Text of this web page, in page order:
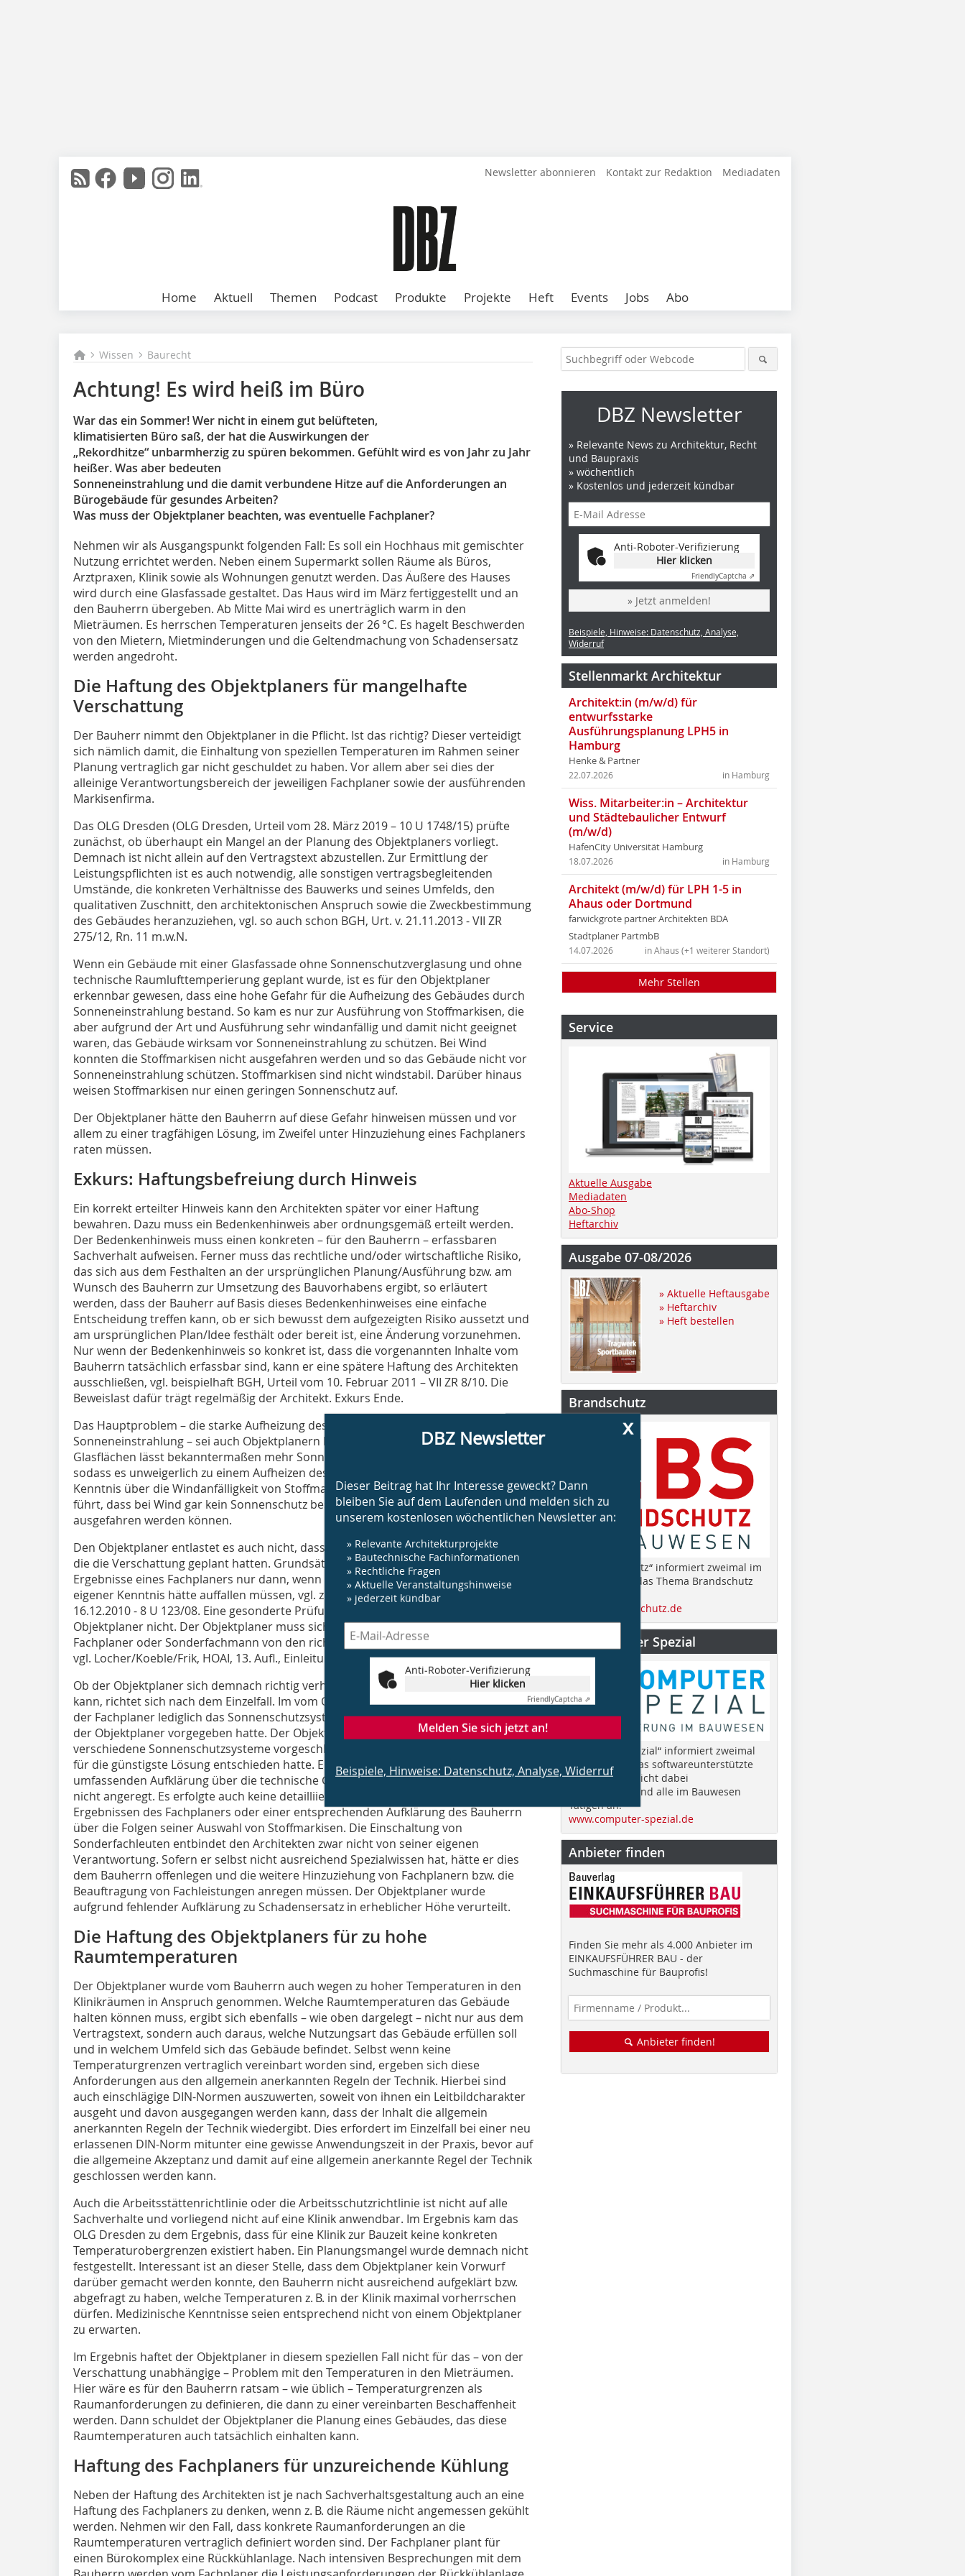
Newsletter abonnieren Kontakt zur Redaktion Mediadaten
Home Aktuell Themen Podcast Produkte Projekte Heft Events Jobs Abo
Wissen Baurecht
Achtung! Es wird heiß im Büro
War das ein Sommer! Wer nicht in einem gut belüfteten,
klimatisierten Büro saß, der hat die Auswirkungen der
„Rekordhitze“ unbarmherzig zu spüren bekommen. Gefühlt wird es von Jahr zu Jahr
heißer. Was aber bedeuten
Sonneneinstrahlung und die damit verbundene Hitze auf die Anforderungen an
Bürogebäude für gesundes Arbeiten?
Was muss der Objektplaner beachten, was eventuelle Fachplaner?
Nehmen wir als Ausgangspunkt folgenden Fall: Es soll ein Hochhaus mit gemischter
Nutzung errichtet werden. Neben einem Supermarkt sollen Räume als Büros,
Arztpraxen, Klinik sowie als Wohnungen genutzt werden. Das Äußere des Hauses
wird durch eine Glasfassade gestaltet. Das Haus wird im März fertiggestellt und an
den Bauherrn übergeben. Ab Mitte Mai wird es unerträglich warm in den
Mieträumen. Es herrschen ­Temperaturen jenseits der 26 °C. Es hagelt Beschwerden
von den Mietern, Mietminderungen und die Geltendmachung von Schadensersatz
werden angedroht.
Die Haftung des Objektplaners für mangelhafte
Verschattung
Der Bauherr nimmt den Objektplaner in die Pflicht. Ist das richtig? Dieser verteidigt
sich nämlich damit, die Einhaltung von speziellen Temperaturen im Rahmen seiner
Planung vertraglich gar nicht geschuldet zu haben. Vor allem aber sei dies der
alleinige Verantwortungsbereich der jeweiligen Fachplaner sowie der ausführenden
Markisenfirma.
Das OLG Dresden (OLG Dresden, Urteil vom 28. März 2019 – 10 U 1748/15) prüfte
zunächst, ob überhaupt ein Mangel an der Planung des Objektplaners vorliegt.
Demnach ist nicht allein auf den Vertrags­text abzustellen. Zur Ermittlung der
Leistungspflichten ist es auch notwendig, alle sonstigen vertragsbegleitenden
Umstände, die konkreten Verhältnisse des Bauwerks und seines Umfelds, den
qualitativen Zuschnitt, den architektonischen Anspruch sowie die Zweckbestimmung
des Gebäudes heranzuziehen, vgl. so auch schon BGH, Urt. v. 21.11.2013 - VII ZR
275/12, Rn. 11 m.w.N.
Wenn ein Gebäude mit einer Glasfassade ohne Sonnenschutzverglasung und ohne
technische Raumlufttemperierung geplant wurde, ist es für den Objektplaner
erkennbar gewesen, dass eine hohe Gefahr für die Aufheizung des Gebäudes durch
Sonneneinstrahlung bestand. So kam es nur zur Ausführung von Stoffmarkisen, die
aber aufgrund der Art und Ausführung sehr windanfällig und damit nicht geeignet
waren, das Gebäude wirksam vor Sonneneinstrahlung zu schützen. Bei Wind
konnten die Stoffmarkisen nicht ausgefahren werden und so das Gebäude nicht vor
Sonneneinstrahlung schützen. Stoffmarkisen sind nicht windstabil. Darüber hinaus
weisen Stoffmarkisen nur einen geringen Sonnenschutz auf.
Der Objektplaner hätte den Bauherrn auf diese Gefahr hinweisen müssen und vor
allem zu einer tragfähigen Lösung, im Zweifel unter Hinzuziehung eines Fachplaners
raten müssen.
Exkurs: Haftungsbefreiung durch Hinweis
Ein korrekt erteilter Hinweis kann den Architekten später vor einer Haftung
bewahren. Dazu muss ein Bedenkenhinweis aber ordnungsgemäß erteilt werden.
Der Bedenkenhinweis muss einen konkreten – für den Bauherrn – erfassbaren
Sachverhalt aufweisen. Ferner muss das rechtliche und/oder wirtschaftliche Risiko,
das sich aus dem Festhalten an der ursprünglichen Planung/Ausführung bzw. am
Wunsch des Bauherrn zur Umsetzung des Bauvorhabens ergibt, so erläutert
werden, dass der Bauherr auf Basis dieses Bedenkenhinweises eine einfache
Entscheidung treffen kann, ob er sich bewusst dem aufgezeigten Risiko aussetzt und
am ursprünglichen Plan/Idee festhält oder bereit ist, eine Änderung vorzunehmen.
Nur wenn der Bedenkenhinweis so konkret ist, dass die vorgenannten Inhalte vom
Bauherrn tatsächlich erfassbar sind, kann er eine spätere Haftung des Architekten
ausschließen, vgl. beispielhaft BGH, Urteil vom 10. Februar 2011 – VII ZR 8/10. Die
Beweislast dafür trägt regelmäßig der Architekt. Exkurs Ende.
Das Hauptproblem – die starke Aufheizung des Gebäudes durch
Sonneneinstrahlung – sei auch Objektplanern bekannt. Ein Gebäude mit hohen
Glasflächen lässt bekanntermaßen mehr Sonnenenergie hinein als wieder hinaus,
sodass es unweigerlich zu einem Aufheizen des Gebäudes kommt. Ferner muss eine
Kenntnis über die Wind­anfälligkeit von Stoffmarkisen unterstellt werden, die dazu
führt, dass bei Wind gar kein Sonnenschutz besteht, da die Stoffmarkisen nicht
ausgefahren werden können.
Den Objektplaner entlastet es auch nicht, dass Fachplaner eingesetzt worden sind,
die die Verschattung geplant hatten. Grundsätzlich haftet der Objektplaner für die
Ergebnisse eines Fachplaners nur dann, wenn der Fehler dem Objektplaner aus
eigener Kenntnis hätte auffallen müssen, vgl. z. B. OLG Braunschweig, Urteil vom
16.12.2010 - 8 U 123/08. Eine gesonderte Prüfungspflicht besteht für den
Objektplaner nicht. Der Objektplaner muss sich aber davon vergewissern, dass der
Fachplaner oder Sonderfachmann von den richtigen Grundlagen ausgegangen ist,
vgl. Locher/Koeble/Frik, HOAI, 13. Aufl., Einleitung Rn. 219.
Ob der Objektplaner sich demnach richtig verhalten hat und eine Haftung entfallen
kann, richtet sich nach dem Einzelfall. Im vom OLG Dresden entschiedenen Fall hatte
der Fachplaner lediglich das Sonnenschutzsystem berücksichtigt und berechnet, das
der Objektplaner vorgegeben hatte. Der Objektplaner hatte den Bauherrn
verschiedene Sonnenschutzsysteme vorgeschlagen, wobei der Bauherr sich dann
für die günstigste Lösung entschieden hatte. Eine Gebäudesimulation zur
umfassenden Aufklärung über die technische Gebäudethermik hat der Objektplaner
nicht angeregt. Es erfolgte auch keine detailliierte Auseinandersetzung mit den
Ergebnissen des Fachplaners oder einer entsprechenden Aufklärung des Bauherrn
über die Folgen seiner Auswahl von Stoffmarkisen. Die Einschaltung von
Sonderfachleuten entbindet den Architekten zwar nicht von seiner eigenen
Verantwortung. Sofern er selbst nicht ausreichend Spezialwissen hat, hätte er dies
dem Bauherrn offenlegen und die weitere Hinzuziehung von Fachplanern bzw. die
Beauftragung von Fachleis­tungen anregen müssen. Der Objektplaner wurde
aufgrund fehlender Aufklärung zu Schadensersatz in erheblicher Höhe verurteilt.
Die Haftung des Objektplaners für zu hohe
Raumtemperaturen
Der Objektplaner wurde vom Bauherrn auch wegen zu hoher Temperaturen in den
Klinikräumen in Anspruch genommen. Welche Raumtemperaturen das Gebäude
halten können muss, ergibt sich ebenfalls – wie oben dargelegt – nicht nur aus dem
Vertragstext, sondern auch daraus, welche Nutzungsart das Gebäude erfüllen soll
und in welchem Umfeld sich das Gebäude befindet. Selbst wenn keine
Temperaturgrenzen vertraglich vereinbart worden sind, ergeben sich diese
Anforderungen aus den allgemein anerkannten Regeln der Technik. Hierbei sind
auch einschlägige DIN-Normen auszuwerten, soweit von ihnen ein Leitbildcharakter
ausgeht und davon ausgegangen werden kann, dass der Inhalt die allgemein
anerkannten Regeln der Technik wiedergibt. Dies erfordert im Einzelfall bei einer neu
erlassenen DIN-Norm mitunter eine gewisse Anwendungszeit in der Praxis, bevor auf
die allgemeine Akzeptanz und damit auf eine allgemein anerkannte Regel der Technik
geschlossen werden kann.
Auch die Arbeitsstättenrichtlinie oder die Arbeitsschutzrichtlinie ist nicht auf alle
Sachverhalte und vorliegend nicht auf eine Klinik anwendbar. Im Ergebnis kam das
OLG Dresden zu dem Ergebnis, dass für eine Klinik zur Bauzeit keine konkreten
Temperaturobergrenzen existiert haben. Ein Planungsmangel wurde demnach nicht
festgestellt. Interessant ist an dieser Stelle, dass dem Objektplaner kein Vorwurf
darüber gemacht werden konnte, den Bauherrn nicht ausreichend aufgeklärt bzw.
abgefragt zu haben, welche Temperaturen z. B. in der Klinik maximal vorherrschen
dürfen. Medizinische Kenntnisse seien entsprechend nicht von einem Objektplaner
zu erwarten.
Im Ergebnis haftet der Objektplaner in diesem speziellen Fall nicht für das – von der
Verschattung unabhängige – Problem mit den Temperaturen in den Mieträumen.
Hier wäre es für den Bauherrn ratsam – wie üblich – Temperaturgrenzen als
Raumanforderungen zu definieren, die dann zu einer vereinbarten Beschaffenheit
werden. Dann schuldet der Objektplaner die Planung eines Gebäudes, das diese
Raumtemperaturen auch tatsächlich einhalten kann.
Haftung des Fachplaners für unzureichende Kühlung
Neben der Haftung des Architekten ist je nach Sachverhaltsgestaltung auch an eine
Haftung des Fachplaners zu denken, wenn z. B. die Räume nicht angemessen gekühlt
werden. Nehmen wir den Fall, dass konkrete Raumanforderungen an die
Raumtemperaturen vertraglich definiert worden sind. Der Fachplaner plant für
einen Bürokomplex eine Rückkühlanlage. Nach intensiven Besprechungen mit dem
x
DBZ Newsletter
Dieser Beitrag hat Ihr Interesse geweckt? Dann
bleiben Sie auf dem Laufenden und melden sich zu
unserem kostenlosen wöchentlichen Newsletter an:
» Relevante Architekturprojekte
» Bautechnische Fachinformationen
» Rechtliche Fragen
» Aktuelle Veranstaltungshinweise
» jederzeit kündbar
Anti-Roboter-Verifizierung
Hier klicken
FriendlyCaptcha ⇗
Melden Sie sich jetzt an!
Beispiele, Hinweise: Datenschutz, Analyse, Widerruf
DBZ Newsletter
» Relevante News zu Architektur, Recht
und Baupraxis
» wöchentlich
» Kostenlos und jederzeit kündbar
Anti-Roboter-Verifizierung
Hier klicken
FriendlyCaptcha ⇗
» Jetzt anmelden!
Beispiele, Hinweise: Datenschutz, Analyse,
Widerruf
Stellenmarkt Architektur
Architekt:in (m/w/d) für
entwurfsstarke
Ausführungsplanung LPH5 in
Hamburg
Henke & Partner
in Hamburg
22.07.2026
Wiss. Mitarbeiter:in – Architektur
und Städtebaulicher Entwurf
(m/w/d)
HafenCity Universität Hamburg
in Hamburg
18.07.2026
Architekt (m/w/d) für LPH 1-5 in
Ahaus oder Dortmund
farwickgrote partner Architekten BDA
Stadtplaner PartmbB
in Ahaus (+1 weiterer Standort)
14.07.2026
Mehr Stellen
Service
Aktuelle Ausgabe
Mediadaten
Abo-Shop
Heftarchiv
Ausgabe 07-08/2026
» Aktuelle Heftausgabe
» Heftarchiv
» Heft bestellen
Brandschutz
„BS Brandschutz“ informiert zweimal im
Jahr rund um das Thema Brandschutz
www.bsbrandschutz.de
CS Computer Spezial
„Computer Spezial“ informiert zweimal
im Jahr über das softwareunterstützte
Bauen und spricht dabei
fachübergreifend alle im Bauwesen
Tätigen an.
www.computer-spezial.de
Anbieter finden
Finden Sie mehr als 4.000 Anbieter im
EINKAUFSFÜHRER BAU - der
Suchmaschine für Bauprofis!
Anbieter finden!